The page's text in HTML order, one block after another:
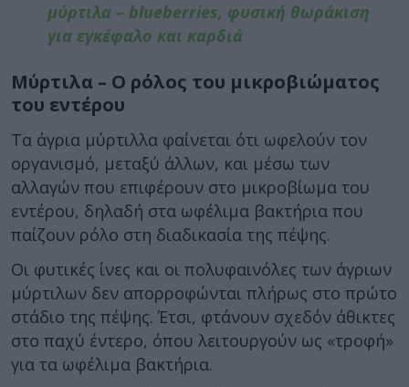
μύρτιλα – blueberries, φυσική θωράκιση
για εγκέφαλο και καρδιά
Μύρτιλα – Ο ρόλος του μικροβιώματος
του εντέρου
Τα άγρια μύρτιλλα φαίνεται ότι ωφελούν τον
οργανισμό, μεταξύ άλλων, και μέσω των
αλλαγών που επιφέρουν στο μικροβίωμα του
εντέρου, δηλαδή στα ωφέλιμα βακτήρια που
παίζουν ρόλο στη διαδικασία της πέψης.
Οι φυτικές ίνες και οι πολυφαινόλες των άγριων
μύρτιλων δεν απορροφώνται πλήρως στο πρώτο
στάδιο της πέψης. Έτσι, φτάνουν σχεδόν άθικτες
στο παχύ έντερο, όπου λειτουργούν ως «τροφή»
για τα ωφέλιμα βακτήρια.